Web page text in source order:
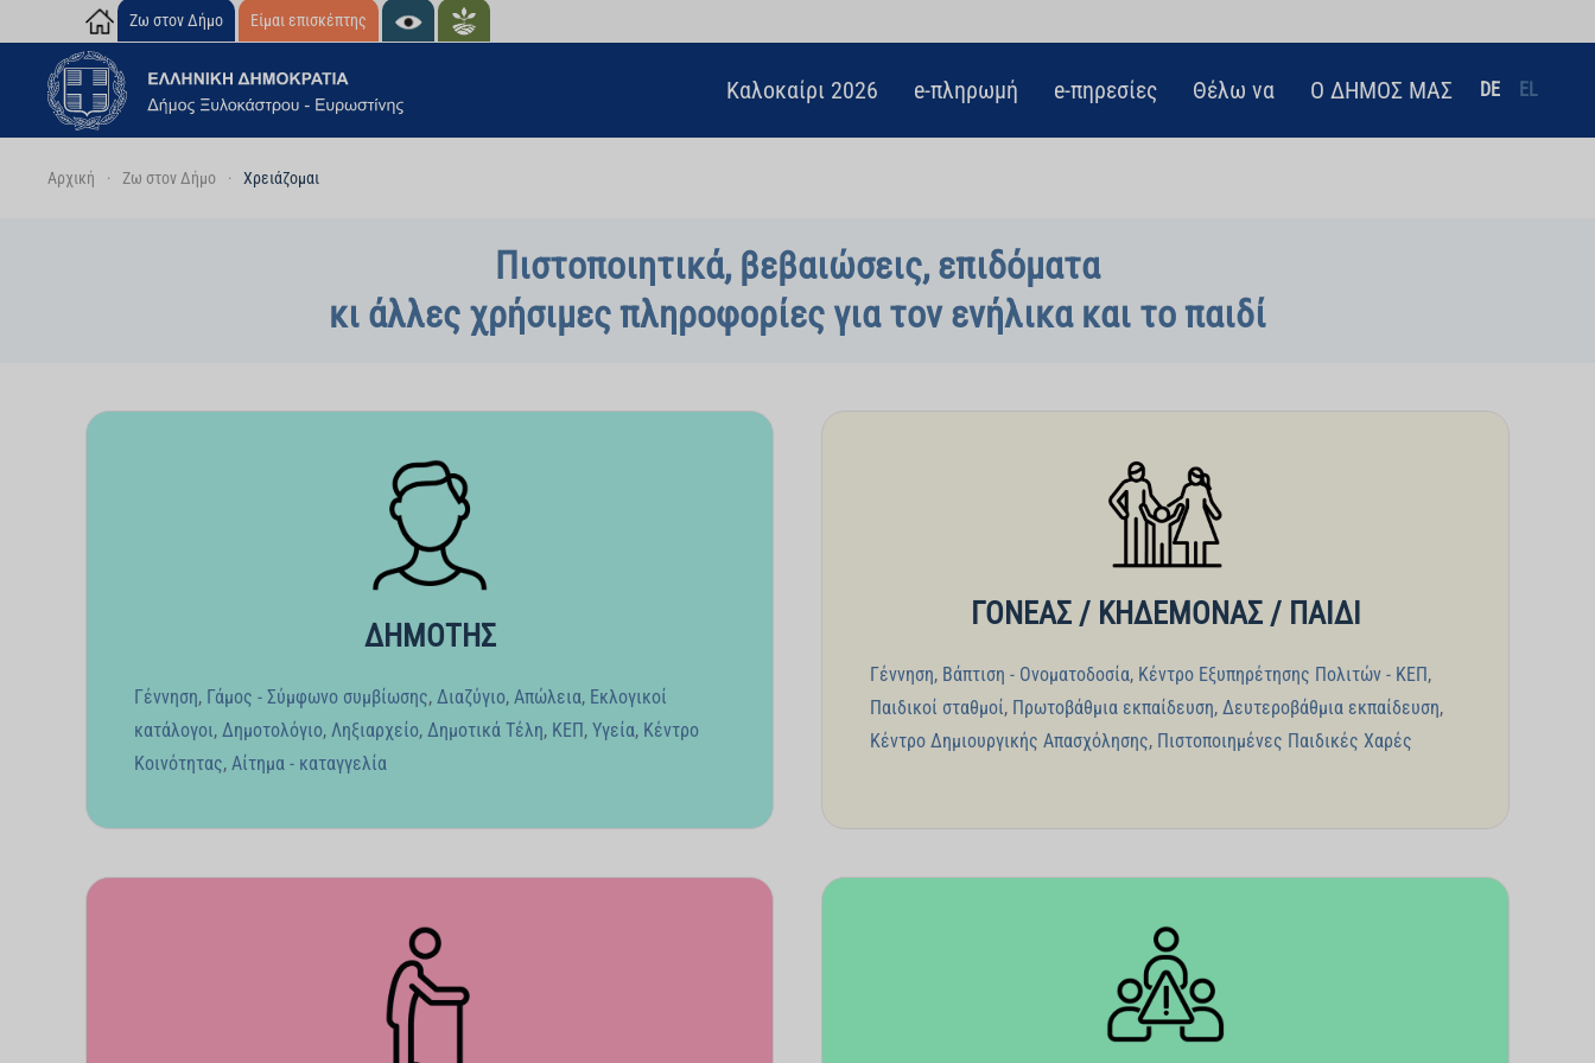
Skip to main content
Ζω στον Δήμο Είμαι επισκέπτης
Καλοκαίρι 2026 e-πληρωμή e-πηρεσίες Θέλω να Ο ΔΗΜΟΣ ΜΑΣ DE EL
Αρχική Ζω στον Δήμο Χρειάζομαι
Πιστοποιητικά, βεβαιώσεις, επιδόματα
κι άλλες χρήσιμες πληροφορίες για τον ενήλικα και το παιδί
ΔΗΜΟΤΗΣ
Γέννηση, Γάμος - Σύμφωνο συμβίωσης, Διαζύγιο, Απώλεια, Εκλογικοί
κατάλογοι, Δημοτολόγιο, Ληξιαρχείο, Δημοτικά Τέλη, ΚΕΠ, Υγεία, Κέντρο
Κοινότητας, Αίτημα - καταγγελία
ΓΟΝΕΑΣ / ΚΗΔΕΜΟΝΑΣ / ΠΑΙΔΙ
Γέννηση, Βάπτιση - Ονοματοδοσία, Κέντρο Εξυπηρέτησης Πολιτών - ΚΕΠ,
Παιδικοί σταθμοί, Πρωτοβάθμια εκπαίδευση, Δευτεροβάθμια εκπαίδευση,
Κέντρο Δημιουργικής Απασχόλησης, Πιστοποιημένες Παιδικές Χαρές